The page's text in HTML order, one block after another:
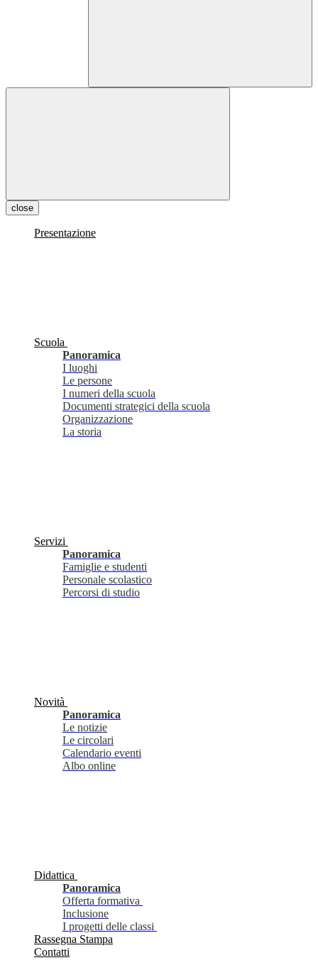
close
Presentazione
Scuola
Panoramica
I luoghi
Le persone
I numeri della scuola
Documenti strategici della scuola
Organizzazione
La storia
Servizi
Panoramica
Famiglie e studenti
Personale scolastico
Percorsi di studio
Novità
Panoramica
Le notizie
Le circolari
Calendario eventi
Albo online
Didattica
Panoramica
Offerta formativa
Inclusione
I progetti delle classi
Rassegna Stampa
Contatti